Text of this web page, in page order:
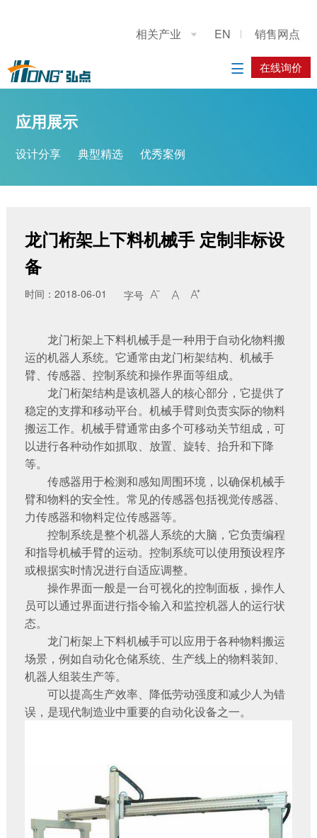
相关产业  EN 销售网点
在线询价

公司简介
设计分享
优秀案例
重型龙门上下料桁架机械手
工业机器人
履带底盘
系统方案
在线询价
应用展示
设计分享 典型精选 优秀案例
龙门桁架上下料机械手 定制非标设
备
时间：2018-06-01 字号   
龙门桁架上下料机械手是一种用于自动化物料搬
运的机器人系统。它通常由龙门桁架结构、机械手
臂、传感器、控制系统和操作界面等组成。
龙门桁架结构是该机器人的核心部分，它提供了
稳定的支撑和移动平台。机械手臂则负责实际的物料
搬运工作。机械手臂通常由多个可移动关节组成，可
以进行各种动作如抓取、放置、旋转、抬升和下降
等。
传感器用于检测和感知周围环境，以确保机械手
臂和物料的安全性。常见的传感器包括视觉传感器、
力传感器和物料定位传感器等。
控制系统是整个机器人系统的大脑，它负责编程
和指导机械手臂的运动。控制系统可以使用预设程序
或根据实时情况进行自适应调整。
操作界面一般是一台可视化的控制面板，操作人
员可以通过界面进行指令输入和监控机器人的运行状
态。
龙门桁架上下料机械手可以应用于各种物料搬运
场景，例如自动化仓储系统、生产线上的物料装卸、
机器人组装生产等。
可以提高生产效率、降低劳动强度和减少人为错
误，是现代制造业中重要的自动化设备之一。